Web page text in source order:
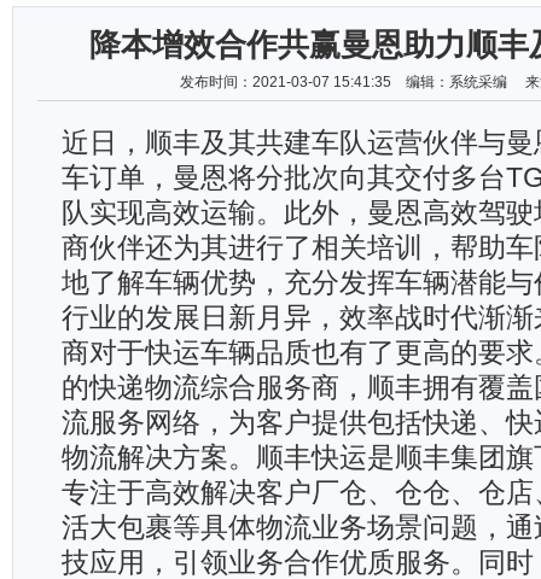
降本增效合作共赢曼恩助力顺
发布时间：2021-03-07 15:41:35 编辑：系统采编
近日，顺丰及其共建车队运营伙伴与
车订单，曼恩将分批次向其交付多台
队实现高效运输。此外，曼恩高效驾
商伙伴还为其进行了相关培训，帮助
地了解车辆优势，充分发挥车辆潜能
行业的发展日新月异，效率战时代渐
商对于快运车辆品质也有了更高的要
的快递物流综合服务商，顺丰拥有覆
流服务网络，为客户提供包括快递、
物流解决方案。顺丰快运是顺丰集团
专注于高效解决客户厂仓、仓仓、仓
活大包裹等具体物流业务场景问题，
技应用，引领业务合作优质服务。同